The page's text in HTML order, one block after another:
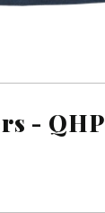
- QHP